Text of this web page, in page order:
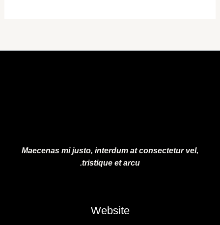
Maecenas mi justo, interdum at consectetur vel,
tristique et arcu.
Website